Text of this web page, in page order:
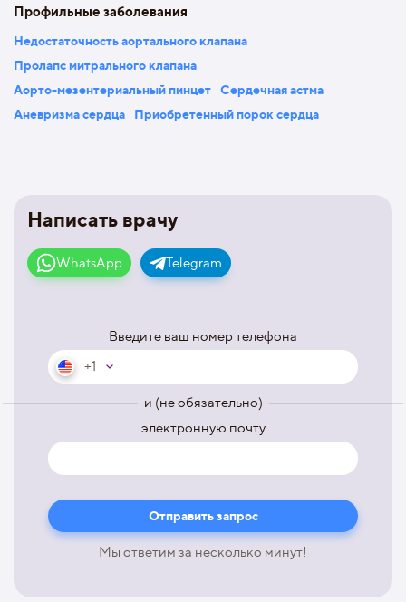
Написать врачу
WhatsApp Telegram
Введите ваш номер телефона
+1
и (не обязательно)
электронную почту
Мы ответим за несколько минут!
Профильные заболевания
Недостаточность аортального клапана
Пролапс митрального клапана
Аорто-мезентериальный пинцет Сердечная астма
Аневризма сердца
Приобретенный порок сердца